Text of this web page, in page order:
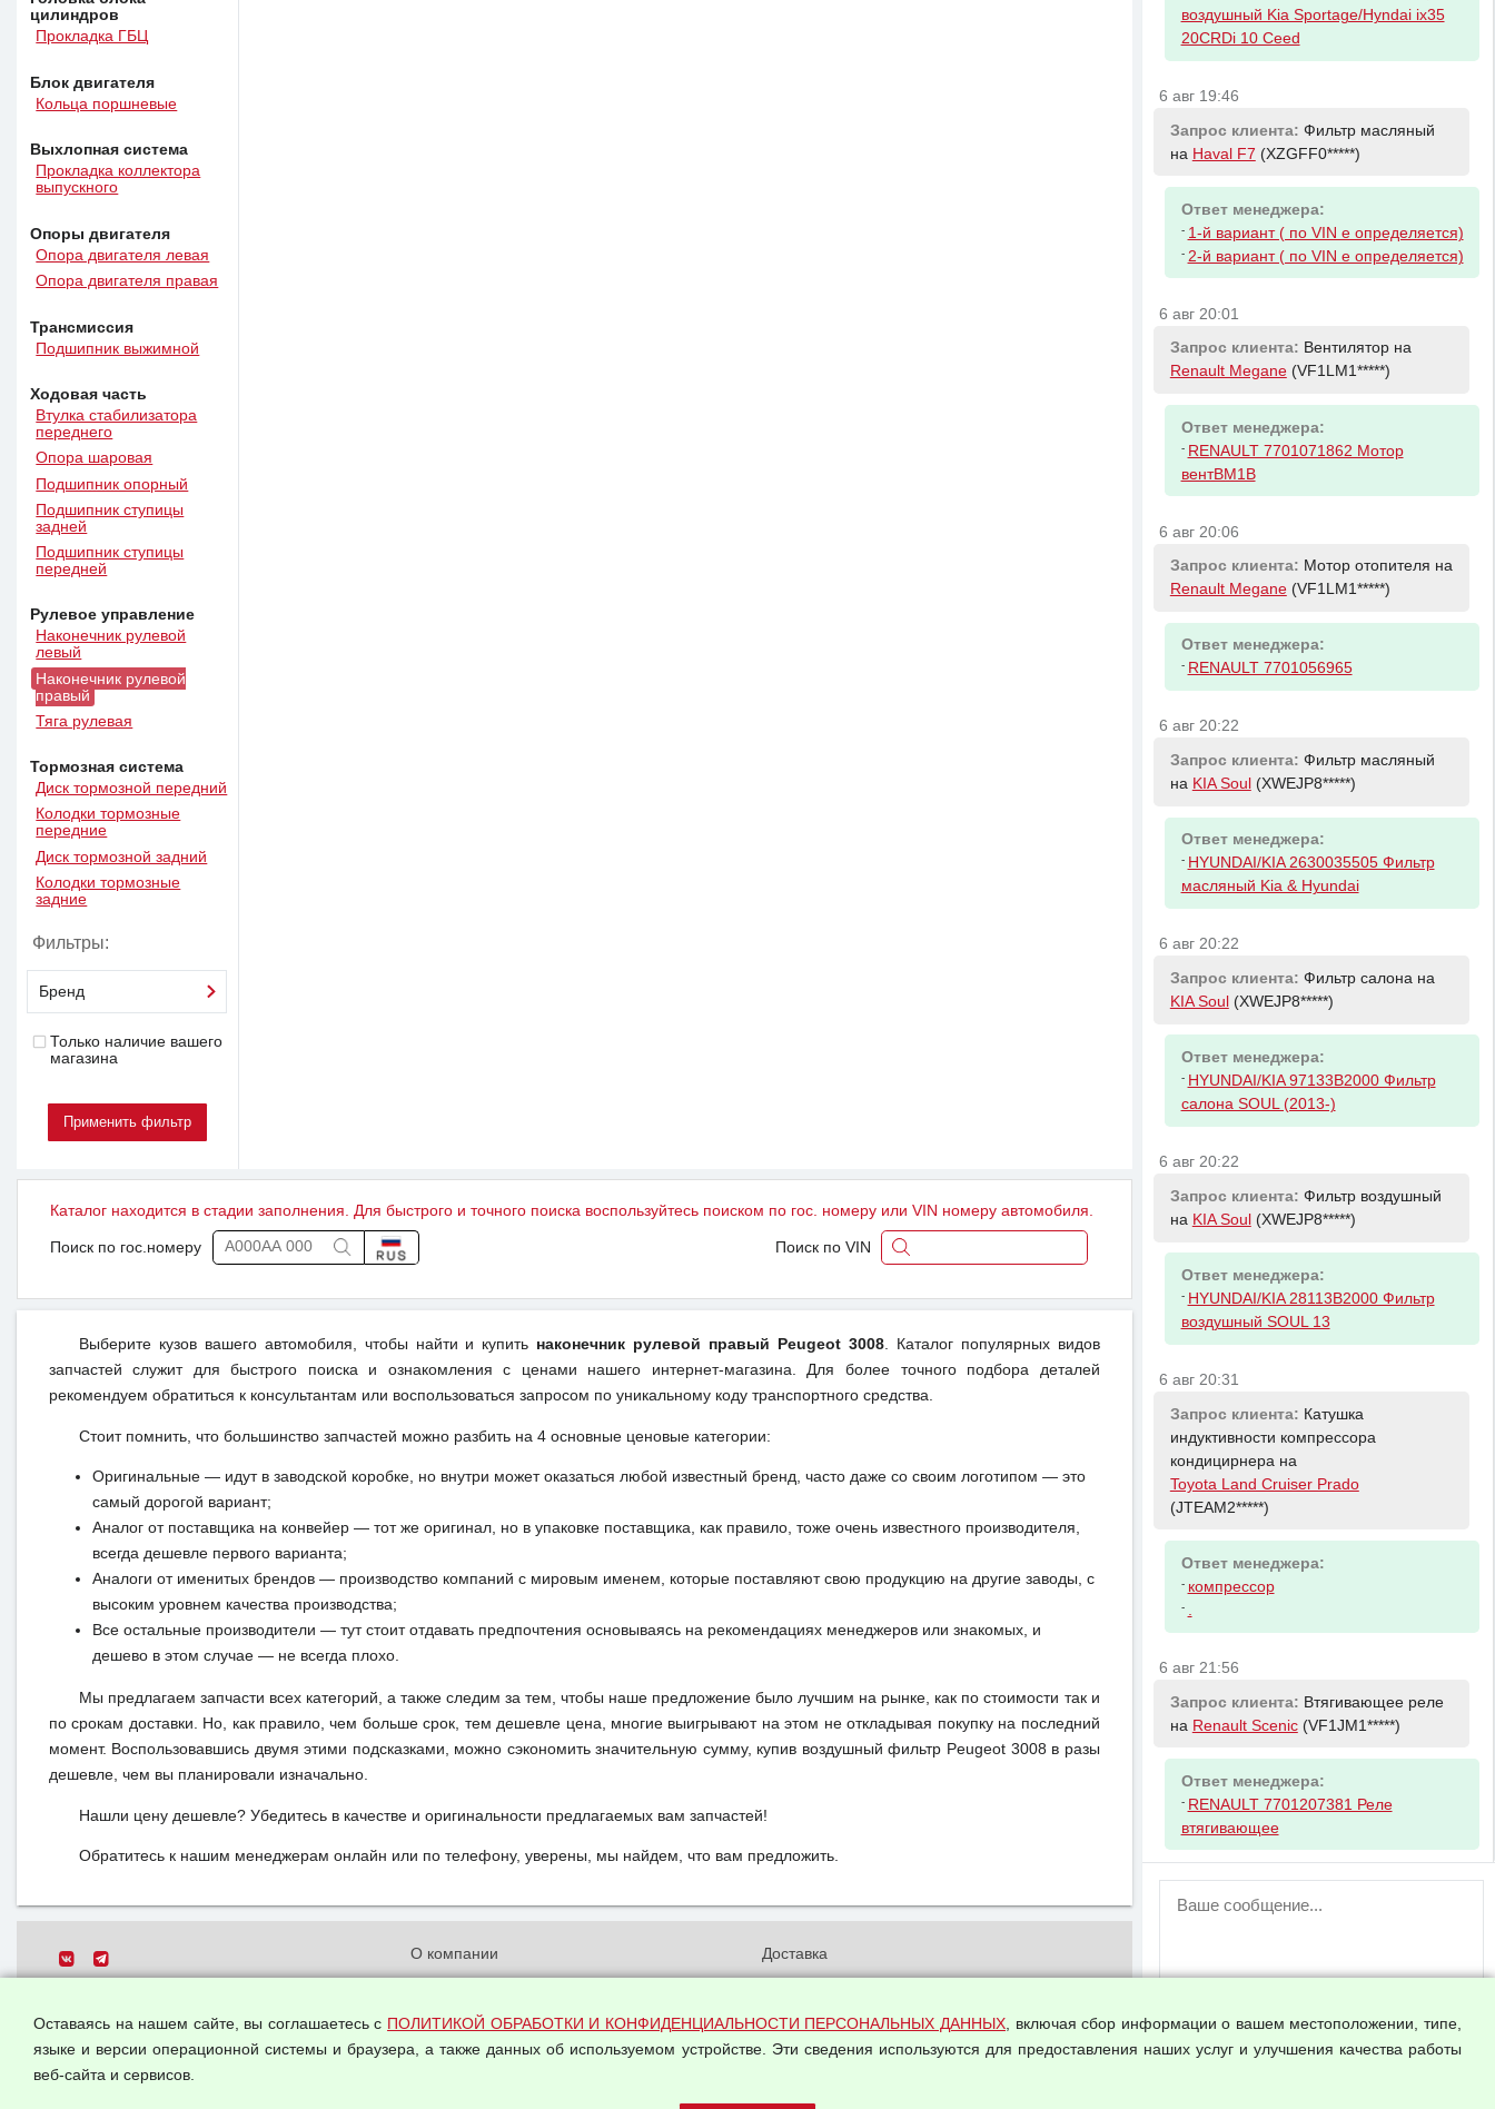
цилиндров
Прокладка ГБЦ
Блок двигателя
Кольца поршневые
Выхлопная система
Прокладка коллектора
выпускного
Опоры двигателя
Опора двигателя левая
Опора двигателя правая
Трансмиссия
Подшипник выжимной
Ходовая часть
Втулка стабилизатора
переднего
Опора шаровая
Подшипник опорный
Подшипник ступицы
задней
Подшипник ступицы
передней
Рулевое управление
Наконечник рулевой
левый
Наконечник рулевой
правый
Тяга рулевая
Тормозная система
Диск тормозной передний
Колодки тормозные
передние
Диск тормозной задний
Колодки тормозные
задние
Фильтры:
Бренд
Только наличие вашего
магазина
Каталог находится в стадии заполнения. Для быстрого и точного поиска воспользуйтесь поиском по гос. номеру или VIN номеру автомобиля.
Поиск по гос.номеру Поиск по VIN
Выберите кузов вашего автомобиля, чтобы найти и купить наконечник рулевой правый Peugeot 3008. Каталог популярных видов
запчастей служит для быстрого поиска и ознакомления с ценами нашего интернет-магазина. Для более точного подбора деталей
рекомендуем обратиться к консультантам или воспользоваться запросом по уникальному коду транспортного средства.
Стоит помнить, что большинство запчастей можно разбить на 4 основные ценовые категории:
Оригинальные — идут в заводской коробке, но внутри может оказаться любой известный бренд, часто даже со своим логотипом — это
самый дорогой вариант;
Аналог от поставщика на конвейер — тот же оригинал, но в упаковке поставщика, как правило, тоже очень известного производителя,
всегда дешевле первого варианта;
Аналоги от именитых брендов — производство компаний с мировым именем, которые поставляют свою продукцию на другие заводы, с
высоким уровнем качества производства;
Все остальные производители — тут стоит отдавать предпочтения основываясь на рекомендациях менеджеров или знакомых, и
дешево в этом случае — не всегда плохо.
Мы предлагаем запчасти всех категорий, а также следим за тем, чтобы наше предложение было лучшим на рынке, как по стоимости так и
по срокам доставки. Но, как правило, чем больше срок, тем дешевле цена, многие выигрывают на этом не откладывая покупку на последний
момент. Воспользовавшись двумя этими подсказками, можно сэкономить значительную сумму, купив воздушный фильтр Peugeot 3008 в разы
дешевле, чем вы планировали изначально.
Нашли цену дешевле? Убедитесь в качестве и оригинальности предлагаемых вам запчастей!
Обратитесь к нашим менеджерам онлайн или по телефону, уверены, мы найдем, что вам предложить.
Все права защищены.
О компании
данных
Доставка
Оплата и возвраты
Арендодателям
Оставаясь на нашем сайте, вы соглашаетесь с ПОЛИТИКОЙ ОБРАБОТКИ И КОНФИДЕНЦИАЛЬНОСТИ ПЕРСОНАЛЬНЫХ ДАННЫХ, включая сбор информации о вашем местоположении, типе,
языке и версии операционной системы и браузера, а также данных об используемом устройстве. Эти сведения используются для предоставления наших услуг и улучшения качества работы
веб-сайта и сервисов.
воздушный Kia Sportage/Hyndai ix35
20CRDi 10 Ceed
6 авг 19:46
Запрос клиента: Фильтр масляный
на Haval F7 (XZGFF0*****)
Ответ менеджера:
- 1-й вариант ( по VIN е определяется)
- 2-й вариант ( по VIN е определяется)
6 авг 20:01
Запрос клиента: Вентилятор на
Renault Megane(VF1LM1*****)
Ответ менеджера:
- RENAULT 7701071862 Мотор
вентBM1B
6 авг 20:06
Запрос клиента: Мотор отопителя на
Renault Megane(VF1LM1*****)
Ответ менеджера:
- RENAULT 7701056965
6 авг 20:22
Запрос клиента: Фильтр масляный
на KIA Soul (XWEJP8*****)
Ответ менеджера:
- HYUNDAI/KIA 2630035505 Фильтр
масляный Kia & Hyundai
6 авг 20:22
Запрос клиента: Фильтр салона на
KIA Soul (XWEJP8*****)
Ответ менеджера:
- HYUNDAI/KIA 97133B2000 Фильтр
салона SOUL (2013-)
6 авг 20:22
Запрос клиента: Фильтр воздушный
на KIA Soul (XWEJP8*****)
Ответ менеджера:
- HYUNDAI/KIA 28113B2000 Фильтр
воздушный SOUL 13
6 авг 20:31
Запрос клиента: Катушка
индуктивности компрессора
кондицирнера на
Toyota Land Cruiser Prado
(JTEAM2*****)
Ответ менеджера:
- компрессор
-
6 авг 21:56
Запрос клиента: Втягивающее реле
на Renault Scenic(VF1JM1*****)
Ответ менеджера:
- RENAULT 7701207381 Реле
втягивающее
ВНИМАНИЕ!
пользователей временно отключена!
аккаунт.